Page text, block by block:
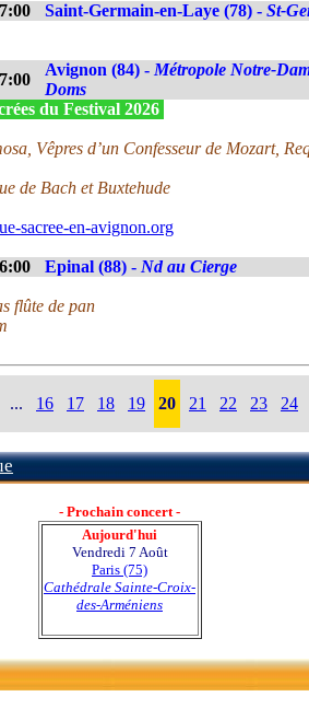
Saint-Germain-en-Laye (78) - St-
Avignon (84) - Métropole Notre-
Doms
du Festival 2026
Vêpres d’un Confesseur de Mozart,
de Bach et Buxtehude
sacree-en-avignon.org
Epinal (88) - Nd au Cierge
flûte de pan
... 16 17 18 19 20 21 22 23 24
- Prochain concert -
Aujourd'hui
Vendredi 7 Août
Paris (75)
Cathédrale Sainte-Croix-
des-Arméniens